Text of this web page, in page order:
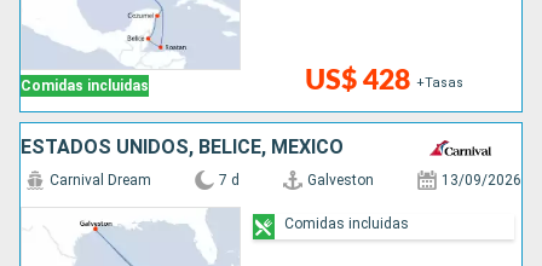
Comidas incluidas US$ 428 +Tasas
ESTADOS UNIDOS, BELICE, MÉXICO
Carnival Dream 7 d Galveston 13/09/2026
Comidas incluidas